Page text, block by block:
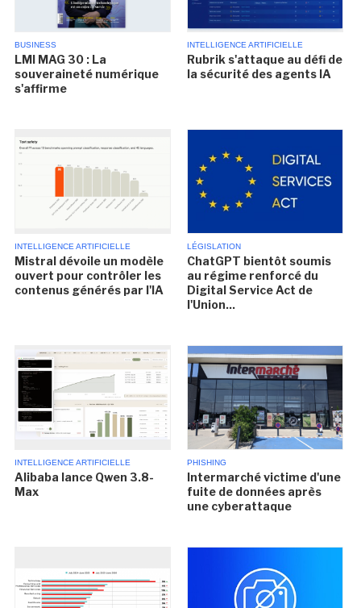
BUSINESS
LMI MAG 30 : La
souveraineté numérique
s'affirme
INTELLIGENCE ARTIFICIELLE
Rubrik s'attaque au défi de
la sécurité des agents IA
INTELLIGENCE ARTIFICIELLE
Mistral dévoile un modèle
ouvert pour contrôler les
contenus générés par l'IA
LÉGISLATION
ChatGPT bientôt soumis
au régime renforcé du
Digital Service Act de
l'Union...
INTELLIGENCE ARTIFICIELLE
Alibaba lance Qwen 3.8-
Max
PHISHING
Intermarché victime d'une
fuite de données après
une cyberattaque